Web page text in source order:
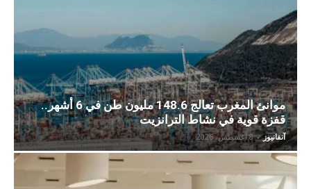
موانئ المغرب تعالج 148.6 مليون طن في 6 أشهر..
قفزة قوية في نشاط الترانزيت
آنفانيوز - 8 أغسطس، 2026